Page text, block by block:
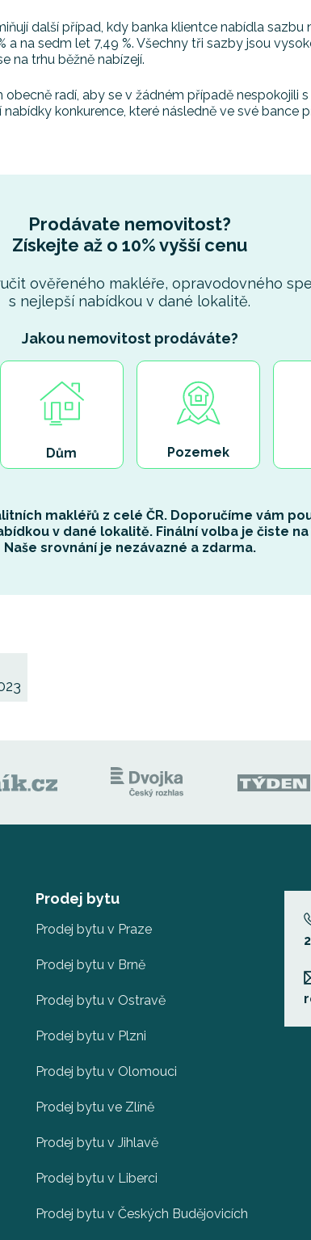
další případ, kdy banka klientce nabídla sazbu
a na sedm let 7,49 %. Všechny tři sazby jsou
na trhu běžně nabízejí.
radí, aby se v žádném případě nespokojili
konkurence, které následně ve své bance
Prodávate nemovitost?
Získejte až o 10% vyšší cenu
ověřeného makléře, opravodovného
s nejlepší nabídkou v dané lokalitě.
Jakou nemovitost prodáváte?
Dům Pozemek
makléřů z celé ČR. Doporučíme vám
v dané lokalitě. Finální volba je čiste na
Naše srovnání je nezávazné a zdarma.
Prodej bytu
Prodej bytu v Praze
Prodej bytu v Brně
Prodej bytu v Ostravě
Prodej bytu v Plzni
Prodej bytu v Olomouci
Prodej bytu ve Zlíně
Prodej bytu v Jihlavě
Prodej bytu v Liberci
Prodej bytu v Českých Budějovicích